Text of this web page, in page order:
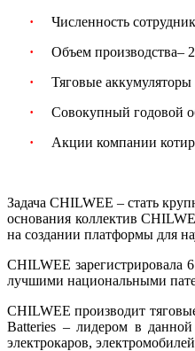
·
Численность
·
Объем производства–
·
Тяговые
·
Совокупный годовой
·
Акции компании
Задача CHILWEE – стать
основания коллектив
на создании платформы для
CHILWEE зарегистрировала
лучшими национальными
CHILWEE производит
Batteries – лидером в данной
электрокаров,